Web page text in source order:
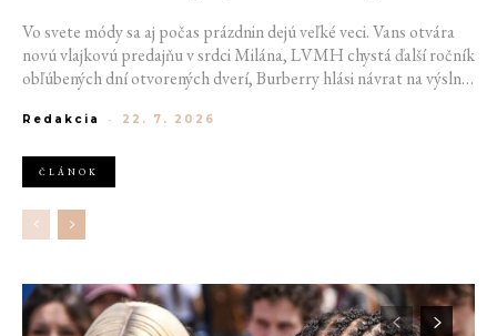
Vo svete módy sa aj počas prázdnin dejú veľké veci. Vans otvára
novú vlajkovú predajňu v srdci Milána, LVMH chystá ďalší ročník
obľúbených dní otvorených dverí, Burberry hlási návrat na výslnie
platforme AliExpress.
Redakcia - 22. 7. 2026
ČLÁNOK